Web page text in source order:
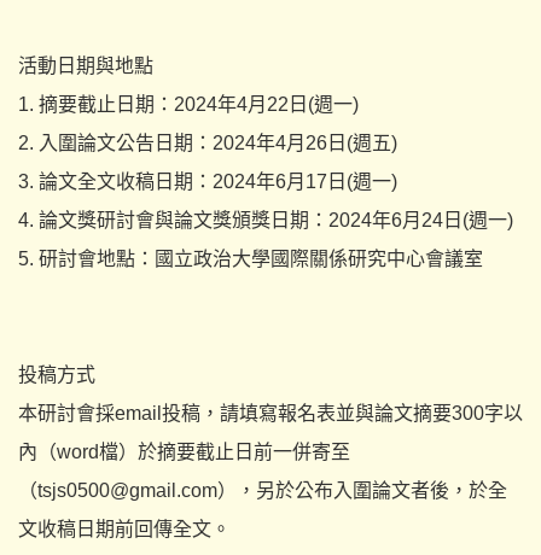
活動日期與地點
1. 摘要截止日期：2024年4月22日(週一)
2. 入圍論文公告日期：2024年4月26日(週五)
3. 論文全文收稿日期：2024年6月17日(週一)
4. 論文獎研討會與論文獎頒獎日期：2024年6月24日(週一)
5. 研討會地點：國立政治大學國際關係研究中心會議室
投稿方式
本研討會採email投稿， 請填寫報名表並與論文摘要300字以
內（word檔） 於摘要截止日前一併寄至
（tsjs0500@gmail.com），另於公布入圍論文者後，於全
文收稿日期前回傳全文。